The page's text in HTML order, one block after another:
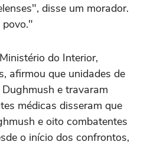
disse um morador.
do Interior,
afirmou que unidades de
e travaram
médicas disseram que
e oito combatentes
o início dos confrontos,